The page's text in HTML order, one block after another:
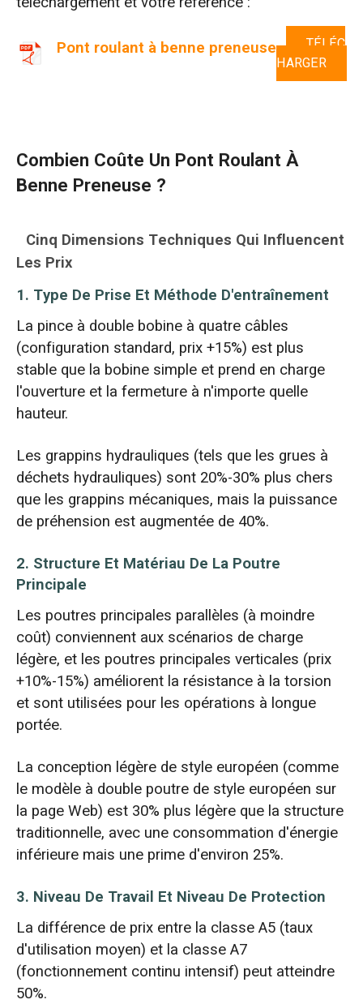
Pont roulant à benne preneuse
TÉLÉC
HARGER
Combien Coûte Un Pont Roulant À
Benne Preneuse ?
Cinq Dimensions Techniques Qui Influencent
Les Prix
1. Type De Prise Et Méthode D'entraînement
La pince à double bobine à quatre câbles
(configuration standard, prix +15%) est plus
stable que la bobine simple et prend en charge
l'ouverture et la fermeture à n'importe quelle
hauteur.
Les grappins hydrauliques (tels que les grues à
déchets hydrauliques) sont 20%-30% plus chers
que les grappins mécaniques, mais la puissance
de préhension est augmentée de 40%.
2. Structure Et Matériau De La Poutre
Principale
Les poutres principales parallèles (à moindre
coût) conviennent aux scénarios de charge
légère, et les poutres principales verticales (prix
+10%-15%) améliorent la résistance à la torsion
et sont utilisées pour les opérations à longue
portée.
La conception légère de style européen (comme
le modèle à double poutre de style européen sur
la page Web) est 30% plus légère que la structure
traditionnelle, avec une consommation d'énergie
inférieure mais une prime d'environ 25%.
3. Niveau De Travail Et Niveau De Protection
La différence de prix entre la classe A5 (taux
d'utilisation moyen) et la classe A7
(fonctionnement continu intensif) peut atteindre
50%.